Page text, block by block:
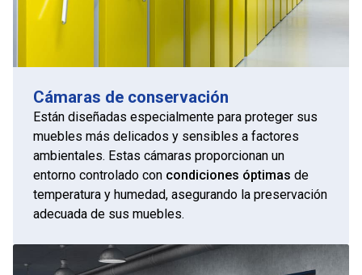
Cámaras de conservación
Están diseñadas especialmente para proteger sus
muebles más delicados y sensibles a factores
ambientales. Estas cámaras proporcionan un
entorno controlado con condiciones óptimas de
temperatura y humedad, asegurando la preservación
adecuada de sus muebles.